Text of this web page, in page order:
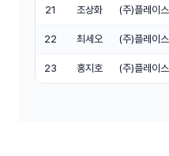
21 조상화 (주)플레이
22 최세오 (주)플레이
23 홍지호 (주)플레이